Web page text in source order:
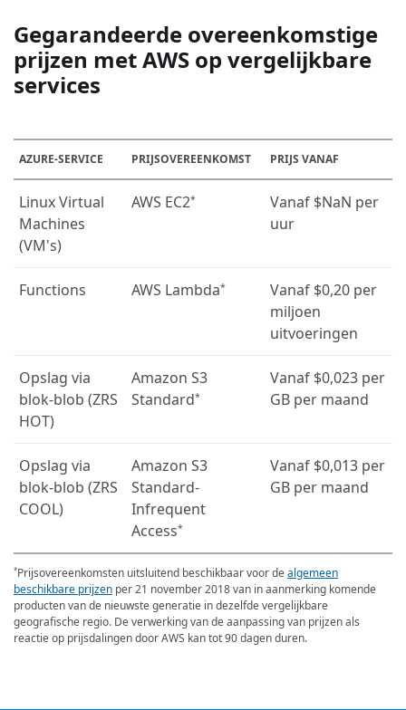
Gegarandeerde overeenkomstige
prijzen met AWS op vergelijkbare
services
AZURE-SERVICE PRIJSOVEREENKOMST PRIJS VANAF
Linux Virtual
Machines
(VM's)
AWS EC2* Vanaf $NaN per
uur
Functions AWS Lambda* Vanaf $0,20 per
miljoen
uitvoeringen
Opslag via
blok-blob (ZRS
HOT)
Amazon S3
Standard*
Vanaf $0,023 per
GB per maand
Opslag via
blok-blob (ZRS
COOL)
Amazon S3
Standard-
Infrequent
Access*
Vanaf $0,013 per
GB per maand
*Prijsovereenkomsten uitsluitend beschikbaar voor dealgemeen
beschikbare prijzen per 21 november 2018 van in aanmerking komende
producten van de nieuwste generatie in dezelfde vergelijkbare
geografische regio. De verwerking van de aanpassing van prijzen als
reactie op prijsdalingen door AWS kan tot 90 dagen duren.